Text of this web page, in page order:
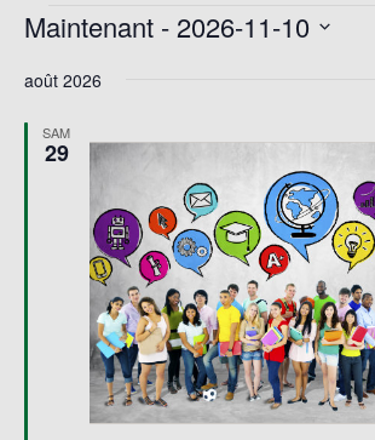
Évènements
Maintenant - 2026-11-10
une
août 2026
SAM
29